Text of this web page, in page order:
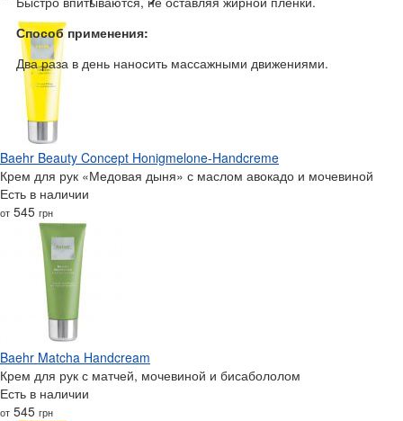
Способ применения:
Два раза в день наносить массажными движениями.
Baehr Beauty Concept Honigmelone-Handcreme
Крем для рук «Медовая дыня» с маслом авокадо и мочевиной
Есть в наличии
от 545 грн
Baehr Matcha Handcream
Крем для рук с матчей, мочевиной и бисабололом
Есть в наличии
от 545 грн